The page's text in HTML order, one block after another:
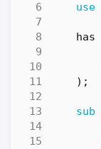
use
has
);
sub